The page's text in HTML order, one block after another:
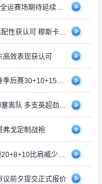
杜月徵西协甲处子赛季1球助队保级 全运赛场期待延续状态
专家分析国足选帅策略：澳波战术适配性获认可 穆斯卡特风格存隐忧
高效表现获认可
哈利伯顿创历史级三双 比肩传奇跻身季后赛30+10+15俱乐部
维拉财政困局：无缘欧冠或迫使拉姆塞离队 多支英超劲旅虎视眈眈
弗戈定制战袍
季后赛半场三双神迹再现！哈利伯顿20+8+10比肩威少创历史壮举
议前夕提交正式报价